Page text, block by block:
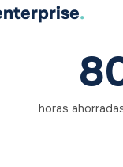
.
horas